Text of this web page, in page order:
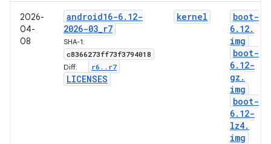
2026-
04-
08
android16-6. 12-
2026-03_r7
SHA-1:
c8366273ff73f3794018
Diff: r6 . . r7
LICENSES
kernel
boot-
6. 12.
img
boot-
6. 12-
gz .
img
boot-
6. 12-
lz4.
img